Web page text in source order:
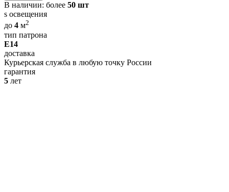
В наличии: более 50 шт
s освещения
до 4 м2
тип патрона
E14
доставка
Курьерская служба в любую точку России
гарантия
5 лет